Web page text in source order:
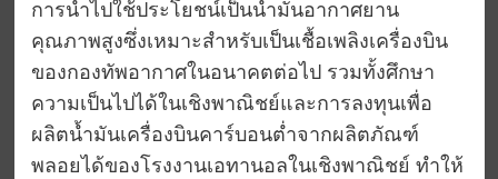
การนำไปใช้ประโยชน์เป็นน้ำมันอากาศยาน
คุณภาพสูงซึ่งเหมาะสำหรับเป็นเชื้อเพลิงเครื่องบิน
ของกองทัพอากาศในอนาคตต่อไป รวมทั้งศึกษา
ความเป็นไปได้ในเชิงพาณิชย์และการลงทุนเพื่อ
ผลิตน้ำมันเครื่องบินคาร์บอนต่ำจากผลิตภัณฑ์
พลอยได้ของโรงงานเอทานอลในเชิงพาณิชย์ ทำให้